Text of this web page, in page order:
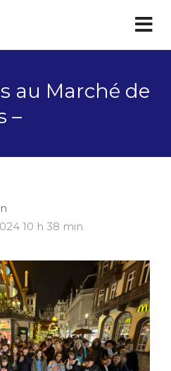
au Marché de
–
10 h 38 min